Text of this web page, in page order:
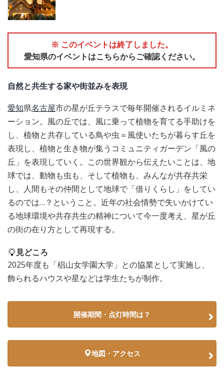
※ このイベントは終了しました。
愛知県のイベントはこちらからご確認ください。
自然と共生する家や街並みを表現
愛知県名古屋市の星が丘テラスで毎年開催されるイルミネ
ーション。風の丘では、風に乗って植物を育てる手助けを
し、植物と共存している鳥や虫＝風使いたちが暮らす丘を
表現し、植物と生き物が集うコミュニティガーデン「風の
丘」を表現していく。この世界観から伝えたいことは、地
球では、動物も虫も、そして植物も、みんなが共存共栄
し、人間もその仲間として地球で「借りくらし」をしてい
るのでは…？ということ。近年の社会情勢で失いかけてい
る地球環境や共存共生の精神について今一度考え、星が丘
の街の在り方として再現する。
見どころ
2025年度も「椙山女学園大学」との協業として実施し、
飾られるハウスや星などは学生たちが制作。
開催期間・点灯時間は？
地図・アクセス